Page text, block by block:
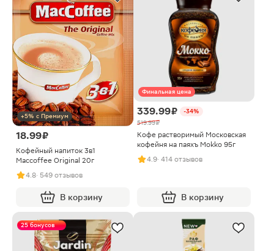
+5% с Премиум
18.99 ₽
Кофейный напиток 3в1
Maccoffee Original 20г
4.8· 549 отзывов
В корзину
Финальная цена
339.99 ₽
-34%
519.99 ₽
Кофе растворимый Московская
кофейня на паяхъ Mokko 95г
4.9· 414 отзывов
В корзину
25 бонусов